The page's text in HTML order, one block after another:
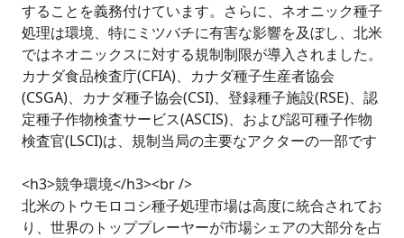
することを義務付けています。さらに、ネオニック種子
処理は環境、特にミツバチに有害な影響を及ぼし、北米
ではネオニックスに対する規制制限が導入されました。
カナダ食品検査庁(CFIA)、カナダ種子生産者協会
(CSGA)、カナダ種子協会(CSI)、登録種子施設(RSE)、認
定種子作物検査サービス(ASCIS)、および認可種子作物
検査官(LSCI)は、規制当局の主要なアクターの一部です
<h3>競争環境</h3><br />
北米のトウモロコシ種子処理市場は高度に統合されてお
り、世界のトッププレーヤーが市場シェアの大部分を占